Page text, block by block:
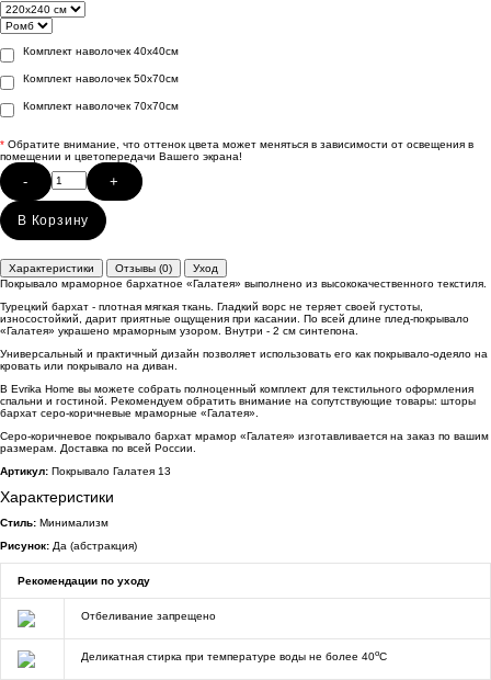
Комплект наволочек 40х40см
Комплект наволочек 50х70см
Комплект наволочек 70х70см
* Обратите внимание, что оттенок цвета может меняться в зависимости от освещения в
помещении и цветопередачи Вашего экрана!
- +
В Корзину
Характеристики Отзывы (0)
Уход
Покрывало мраморное бархатное «Галатея» выполнено из высококачественного текстиля.
Турецкий бархат - плотная мягкая ткань. Гладкий ворс не теряет своей густоты,
износостойкий, дарит приятные ощущения при касании. По всей длине плед-покрывало
«Галатея» украшено мраморным узором. Внутри - 2 см синтепона.
Универсальный и практичный дизайн позволяет использовать его как покрывало-одеяло на
кровать или покрывало на диван.
В Evrika Home вы можете собрать полноценный комплект для текстильного оформления
спальни и гостиной. Рекомендуем обратить внимание на сопутствующие товары: шторы
бархат серо-коричневые мраморные «Галатея».
Серо-коричневое покрывало бархат мрамор «Галатея» изготавливается на заказ по вашим
размерам. Доставка по всей России.
Артикул: Покрывало Галатея 13
Характеристики
Стиль: Минимализм
Рисунок: Да (абстракция)
Рекомендации по уходу
Отбеливание запрещено
Деликатная стирка при температуре воды не более 40oC